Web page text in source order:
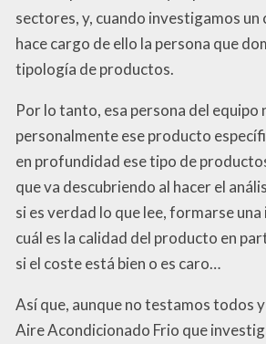
sectores, y, cuando investigamos
hace cargo de ello la persona que
tipología de productos.
Por lo tanto, esa persona del equipo
personalmente ese producto
en profundidad ese tipo de
que va descubriendo al hacer el
si es verdad lo que lee, formarse
cuál es la calidad del producto en
si el coste está bien o es caro…
Así que, aunque no testamos todos
Aire Acondicionado Frio que